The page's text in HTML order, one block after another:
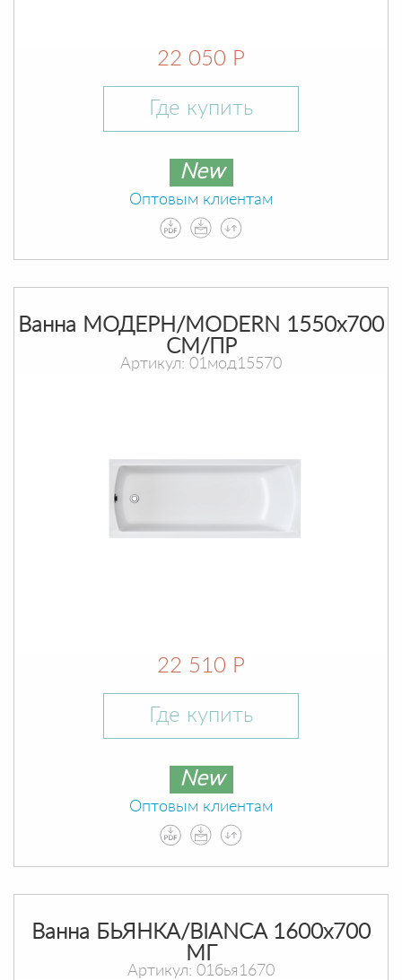
22 050 Р
Где купить
New
Оптовым клиентам
Ванна МОДЕРН/MODERN 1550х700
СМ/ПР
Артикул: 01мод15570
22 510 Р
Где купить
New
Оптовым клиентам
Ванна БЬЯНКА/BIANCA 1600х700
МГ
Артикул: 01бья1670